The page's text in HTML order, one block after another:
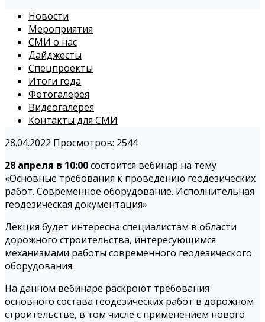
Новости
Мероприятия
СМИ о нас
Дайджесты
Спецпроекты
Итоги года
Фотогалерея
Видеогалерея
Контакты для СМИ
28.04.2022 Просмотров: 2544
28 апреля в 10:00состоится вебинар на тему
«Основные требования к проведению геодезических
работ. Современное оборудование. Исполнительная
геодезическая документация»
Лекция будет интересна специалистам в области
дорожного строительства, интересующимся
механизмами работы современного геодезического
оборудования.
На данном вебинаре раскроют требования
основного состава геодезических работ в дорожном
строительстве, в том числе с применением нового